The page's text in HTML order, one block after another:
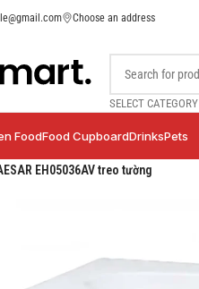
Choose an address
SELECT CATEGORY
FoodFood CupboardDrinksPets
EH05036AV treo tường